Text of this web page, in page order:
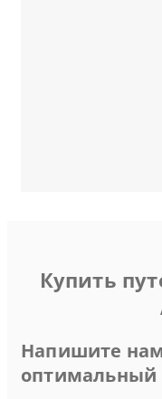
Купить
Напишите
оптимальный